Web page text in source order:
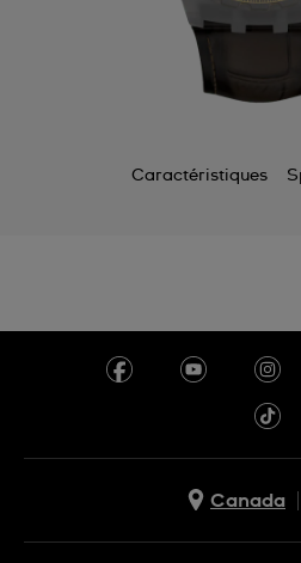
Caractéristiques
Canada